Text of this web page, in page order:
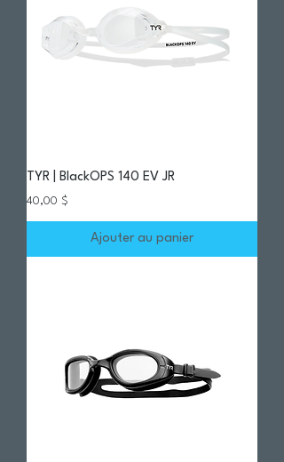
TYR | BlackOPS 140 EV JR
Prix
40,00 $
Ajouter au panier